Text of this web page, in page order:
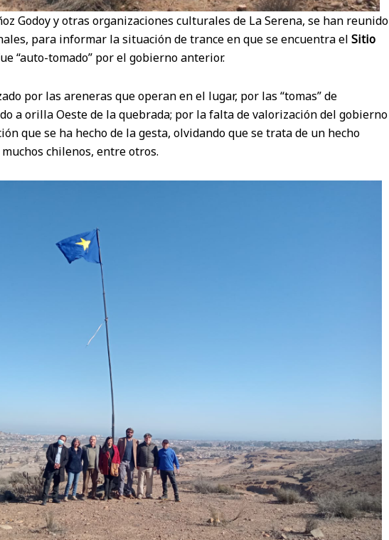
Godoy y otras organizaciones culturales de La Serena, se han reunido
para informar la situación de trance en que se encuentra el Sitio
“auto-tomado” por el gobierno anterior.
por las areneras que operan en el lugar, por las “tomas” de
a orilla Oeste de la quebrada; por la falta de valorización del gobierno
que se ha hecho de la gesta, olvidando que se trata de un hecho
chilenos, entre otros.